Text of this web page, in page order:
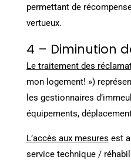
permettant de
vertueux.
4 – Diminution
Le traitement des
mon logement! »)
les gestionnaires
équipements,
L’accès aux mesures est
service technique /